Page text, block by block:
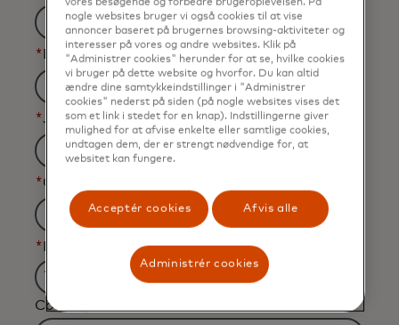
*Business Email Address
*Job Title
*Organization Name
*Industry
Filtering
will
Country
nogle websites bruger vi også cookies til at vise
annoncer baseret på brugernes browsing-aktiviteter og
interesser på vores og andre websites. Klik på
"Administrer cookies" herunder for at se, hvilke cookies
vi bruger på dette website og hvorfor. Du kan altid
ændre dine samtykkeindstillinger i "Administrer
cookies" nederst på siden (på nogle websites vises det
som et link i stedet for en knap). Indstillingerne giver
mulighed for at afvise enkelte eller samtlige cookies,
undtagen dem, der er strengt nødvendige for, at
websitet kan fungere.
Acceptér cookies Afvis alle
Administrér cookies